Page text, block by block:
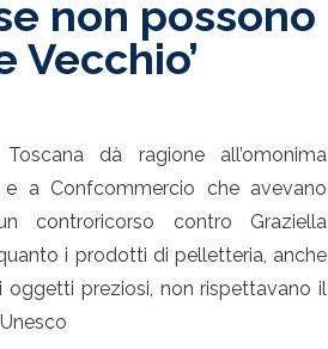
non possono
dà ragione all’omonima
e a Confcommercio che avevano
controricorso contro Graziella
i prodotti di pelletteria, anche
oggetti preziosi, non rispettavano il